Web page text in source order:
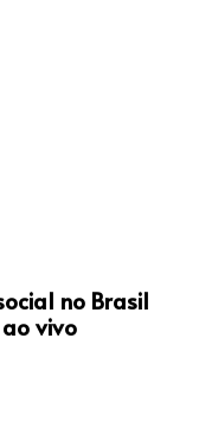
no Brasil
vivo